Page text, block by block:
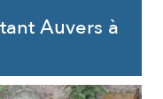
Auvers à